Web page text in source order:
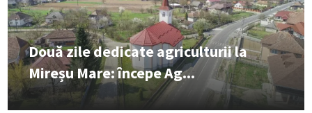
Două zile dedicate agriculturii la
Mireșu Mare: începe Ag...